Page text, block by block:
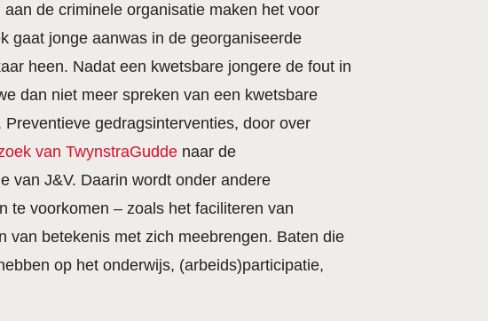
de criminele organisatie maken het voor
gaat jonge aanwas in de georganiseerde
heen. Nadat een kwetsbare jongere de fout in
dan niet meer spreken van een kwetsbare
gedragsinterventies, door over
van TwynstraGudde naar de
van J&V. Daarin wordt onder andere
te voorkomen – zoals het faciliteren van
van betekenis met zich meebrengen. Baten die
op het onderwijs, (arbeids)participatie,